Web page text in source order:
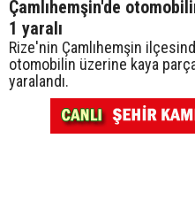
Çamlıhemşin'de
1 yaralı
Rize'nin Çamlıhemşin
otomobilin üzerine kaya
yaralandı.